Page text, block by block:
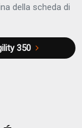
della scheda di
350